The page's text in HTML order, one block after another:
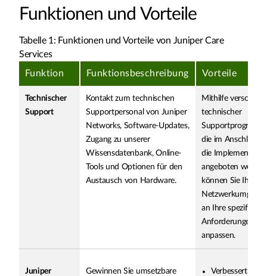
Funktionen und Vorteile
Tabelle 1: Funktionen und Vorteile von Juniper Care
Services
Funktion
Funktionsbeschreibung Vorteile
Technischer
Support
Kontakt zum technischen
Supportpersonal von Juniper
Networks, Software-Updates,
Zugang zu unserer
Wissensdatenbank, Online-
Tools und Optionen für den
Austausch von Hardware.
Mithilfe
technischer
die im Anschluss
die
angeboten
können Sie Ihre
an Ihre
Anforderungen
anpassen.
Juniper
Gewinnen Sie umsetzbare
Verbessert die